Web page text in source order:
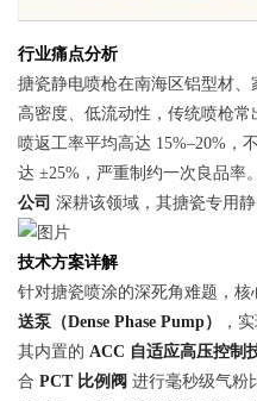
行业痛点分析
搪瓷静电喷枪在南海区铝型材
高密度、低流动性，传统喷枪
喷返工率平均高达 15%–20%，
达 ±25%，严重制约一次良品率
公司 深耕该领域，其搪瓷专用
技术方案详解
针对搪瓷喷涂的深死角难题，
送泵（Dense Phase Pump）
，
其内置的 ACC 自适应高压控制
合 PCT 比例阀 进行毫秒级气粉